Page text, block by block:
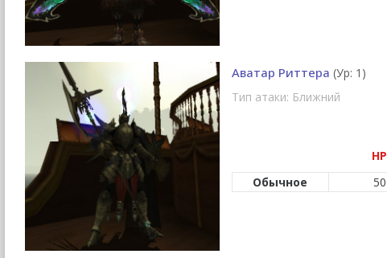
Аватар Риттера (Ур: 1)
Тип атаки: Ближний
HP
Обычное
50